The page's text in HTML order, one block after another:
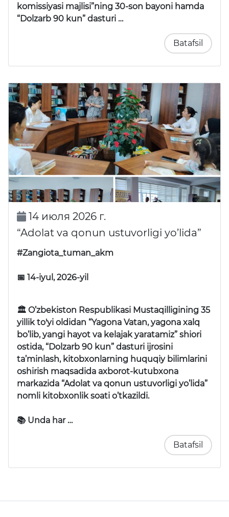
komissiyasi majlisi”ning 30-son bayoni hamda
“Dolzarb 90 kun” dasturi …
Batafsil
14 июля 2026 г.
“Adolat va qonun ustuvorligi yo’lida”
#Zangiota_tuman_akm
📅 14-iyul, 2026-yil
🏛 O’zbekiston Respublikasi Mustaqilligining 35
yillik to'yi oldidan “Yagona Vatan, yagona xalq
bo’lib, yangi hayot va kelajak yaratamiz” shiori
ostida, “Dolzarb 90 kun” dasturi ijrosini
ta’minlash, kitobxonlarning huquqiy bilimlarini
oshirish maqsadida axborot-kutubxona
markazida “Adolat va qonun ustuvorligi yo’lida”
nomli kitobxonlik soati o’tkazildi.
📚 Unda har …
Batafsil